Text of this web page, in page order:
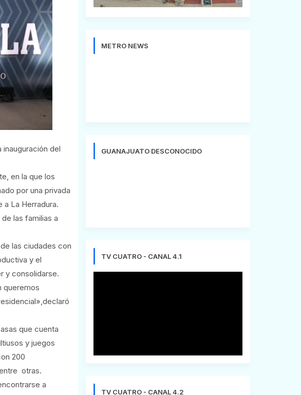
del
en la que los
por una privada
La Herradura.
las familias a
las ciudades con
y el
y consolidarse.
queremos
que cuenta
y juegos
200
otras.
a
METRO NEWS
GUANAJUATO DESCONOCIDO
TV CUATRO - CANAL 4.1
TV CUATRO - CANAL 4.2